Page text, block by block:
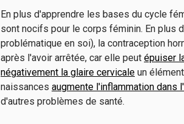
En plus d'apprendre les bases du cycle
sont nocifs pour le corps féminin. En plus
problématique en soi), la contraception
après l'avoir arrêtée, car elle peut épuiser
négativement la glaire cervicale un
naissances augmente l'inflammation dans
d'autres problèmes de santé.